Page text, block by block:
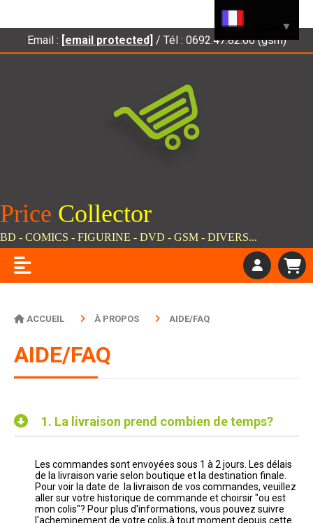
Email : [email protected] / Tél : 0692.47.82.66 (gsm)
Price Collector
BD - COMICS - FIGURINE - DVD - GSM - DIVERS...
ACCUEIL À PROPOS AIDE/FAQ
AIDE/FAQ
1. La livraison prend combien de temps?
Les commandes sont envoyées sous 1 à 2 jours. Les délais
de la livraison varie selon boutique et la destination finale.
Pour voir la date de la livraison de vos commandes, veuillez
aller sur votre historique de commande et choirsir "ou est
mon colis"? Pour plus d'informations, vous pouvez suivre
l'acheminement de votre colis,à tout moment depuis cette
▼